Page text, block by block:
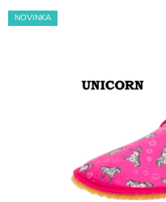
NOVINKA